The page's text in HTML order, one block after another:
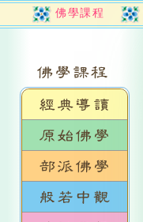
佛學課程